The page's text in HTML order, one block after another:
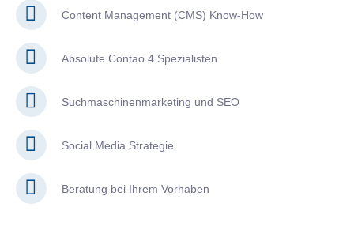
Content Management (CMS) Know-How
Absolute Contao 4 Spezialisten
Suchmaschinenmarketing und SEO
Social Media Strategie
Beratung bei Ihrem Vorhaben